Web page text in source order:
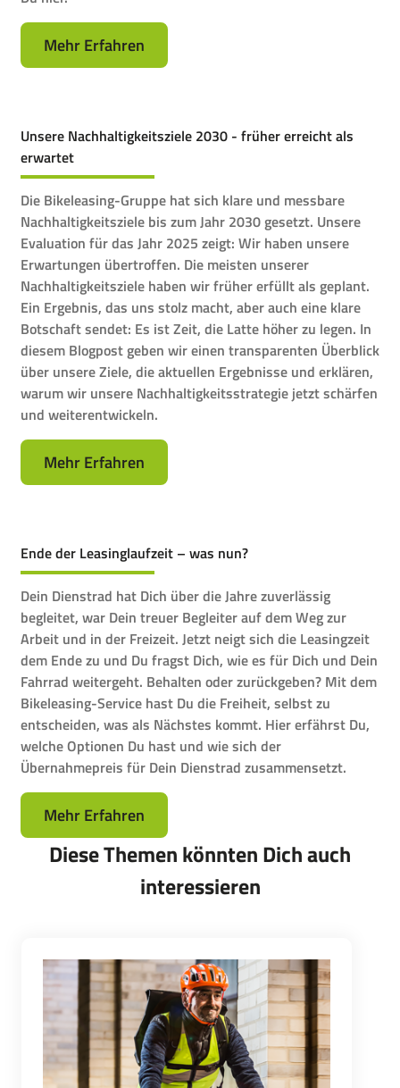
Mehr Erfahren
Unsere Nachhaltigkeitsziele 2030 - früher erreicht als
erwartet
Die Bikeleasing-Gruppe hat sich klare und messbare
Nachhaltigkeitsziele bis zum Jahr 2030 gesetzt. Unsere
Evaluation für das Jahr 2025 zeigt: Wir haben unsere
Erwartungen übertroffen. Die meisten unserer
Nachhaltigkeitsziele haben wir früher erfüllt als geplant.
Ein Ergebnis, das uns stolz macht, aber auch eine klare
Botschaft sendet: Es ist Zeit, die Latte höher zu legen. In
diesem Blogpost geben wir einen transparenten Überblick
über unsere Ziele, die aktuellen Ergebnisse und erklären,
warum wir unsere Nachhaltigkeitsstrategie jetzt schärfen
und weiterentwickeln.
Mehr Erfahren
Ende der Leasinglaufzeit – was nun?
Dein Dienstrad hat Dich über die Jahre zuverlässig
begleitet, war Dein treuer Begleiter auf dem Weg zur
Arbeit und in der Freizeit. Jetzt neigt sich die Leasingzeit
dem Ende zu und Du fragst Dich, wie es für Dich und Dein
Fahrrad weitergeht. Behalten oder zurückgeben? Mit dem
Bikeleasing-Service hast Du die Freiheit, selbst zu
entscheiden, was als Nächstes kommt. Hier erfährst Du,
welche Optionen Du hast und wie sich der
Übernahmepreis für Dein Dienstrad zusammensetzt.
Mehr Erfahren
Diese Themen könnten Dich auch
interessieren